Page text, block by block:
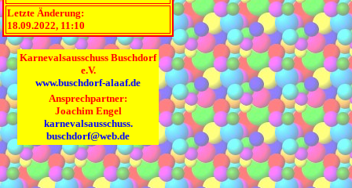
Letzte Änderung:
18.09.2022, 11:10
Karnevalsausschuss Buschdorf
e.V.
www.buschdorf-alaaf.de
Ansprechpartner:
Joachim Engel
karnevalsausschuss.
buschdorf@web.de